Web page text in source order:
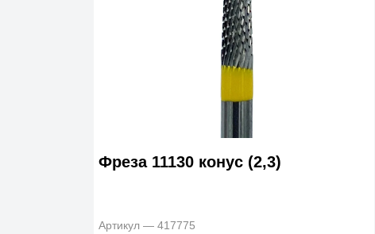
Фреза 11130 конус (2,3)
Артикул — 417775